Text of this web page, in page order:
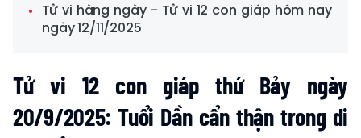
Tử vi hàng ngày - Tử vi 12 con giáp hôm nay
ngày 12/11/2025
Tử vi 12 con giáp thứ Bảy ngày
20/9/2025: Tuổi Dần cẩn thận trong di